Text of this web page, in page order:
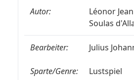
Autor:
Léonor
Soulas
Bearbeiter: Julius
Sparte/Genre: Lustspiel